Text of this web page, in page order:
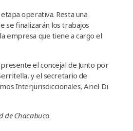
operativa. Resta una
se finalizarán los trabajos
empresa que tiene a cargo el
el concejal de Junto por
y el secretario de
Interjurisdiccionales, Ariel Di
de Chacabuco